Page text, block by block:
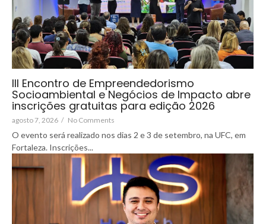
III Encontro de Empreendedorismo
Socioambiental e Negócios de Impacto abre
inscrições gratuitas para edição 2026
agosto 7, 2026 / No Comments
O evento será realizado nos dias 2 e 3 de setembro, na UFC, em
Fortaleza. Inscrições...